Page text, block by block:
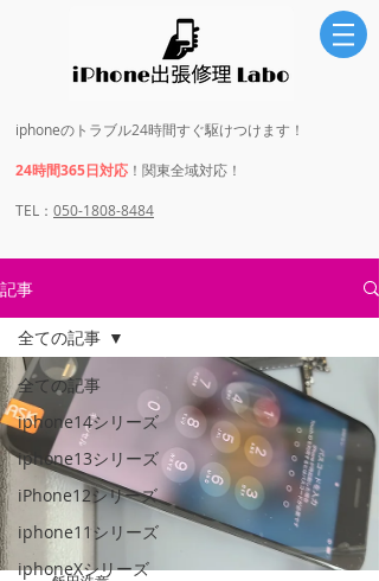
iphoneのトラブル24時間すぐ駆けつけます！
24時間365日対応 ！関東全域対応！
​​TEL： 050-1808-8484
記事
全ての記事
iphone14シリーズ
iphone13シリーズ
iPhone12シリーズ
iphone11シリーズ
iphoneXシリーズ
全ての記事